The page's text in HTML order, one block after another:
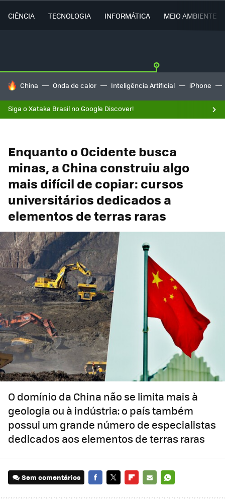
CIÊNCIA TECNOLOGIA INFORMÁTICA MEIO AMBIENTE
TENDÊNCIAS DO DIA
China Onda de calor Inteligência Artificial iPhone
Siga o Xataka Brasil no Google Discover!
Enquanto o Ocidente busca
minas, a China construiu algo
mais difícil de copiar: cursos
universitários dedicados a
elementos de terras raras
O domínio da China não se limita mais à
geologia ou à indústria: o país também
possui um grande número de especialistas
dedicados aos elementos de terras raras
Sem comentários